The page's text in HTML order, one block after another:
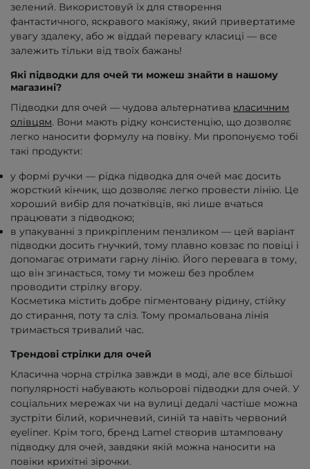
зелений. Використовуй їх для створення
фантастичного, яскравого макіяжу, який привертатиме
увагу здалеку, або ж віддай перевагу класиці — все
залежить тільки від твоїх бажань!
Які підводки для очей ти можеш знайти в нашому
магазині?
Підводки для очей — чудова альтернатива класичним
олівцям. Вони мають рідку консистенцію, що дозволяє
легко наносити формулу на повіку. Ми пропонуємо тобі
такі продукти:
у формі ручки — рідка підводка для очей має досить
жорсткий кінчик, що дозволяє легко провести лінію. Це
хороший вибір для початківців, які лише вчаться
працювати з підводкою;
в упакуванні з прикріпленим пензликом — цей варіант
підводки досить гнучкий, тому плавно ковзає по повіці і
допомагає отримати гарну лінію. Його перевага в тому,
що він згинається, тому ти можеш без проблем
проводити стрілку вгору.
Косметика містить добре пігментовану рідину, стійку
до стирання, поту та сліз. Тому промальована лінія
тримається тривалий час.
Трендові стрілки для очей
Класична чорна стрілка завжди в моді, але все більшої
популярності набувають кольорові підводки для очей. У
соціальних мережах чи на вулиці дедалі частіше можна
зустріти білий, коричневий, синій та навіть червоний
eyeliner. Крім того, бренд Lamel створив штамповану
підводку для очей, завдяки якій можна наносити на
повіки крихітні зірочки.